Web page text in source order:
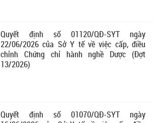
Quyết định số 01120/QĐ-SYT ngày
22/06/2026 của Sở Y tế về việc cấp, điều
chỉnh Chứng chỉ hành nghề Dược (Đợt
13/2026)
Quyết định số 01070/QĐ-SYT ngày